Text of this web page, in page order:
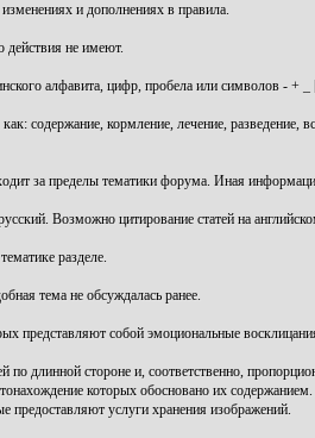
и дополнениях в правила.
действия не имеют.
алфавита, цифр, пробела или символов - + _
содержание, кормление, лечение,
за пределы тематики форума. Иная
Возможно цитирование статей на
разделе.
тема не обсуждалась ранее.
представляют собой эмоциональные
длинной стороне и, соответственно,
которых обосновано их
предоставляют услуги хранения изображений.